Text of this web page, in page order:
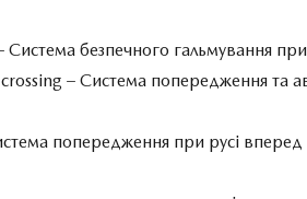
Система безпечного гальмування
– Система попередження та
попередження при русі